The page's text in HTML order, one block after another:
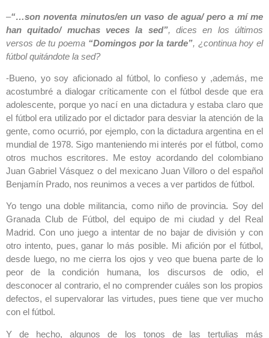
–“…son noventa minutos/en un vaso de agua/ pero a mí me
han quitado/ muchas veces la sed”, dices en los últimos
versos de tu poema “Domingos por la tarde”, ¿continua hoy el
fútbol quitándote la sed?
-Bueno, yo soy aficionado al fútbol, lo confieso y ,además, me
acostumbré a dialogar críticamente con el fútbol desde que era
adolescente, porque yo nací en una dictadura y estaba claro que
el fútbol era utilizado por el dictador para desviar la atención de la
gente, como ocurrió, por ejemplo, con la dictadura argentina en el
mundial de 1978. Sigo manteniendo mi interés por el fútbol, como
otros muchos escritores. Me estoy acordando del colombiano
Juan Gabriel Vásquez o del mexicano Juan Villoro o del español
Benjamín Prado, nos reunimos a veces a ver partidos de fútbol.
Yo tengo una doble militancia, como niño de provincia. Soy del
Granada Club de Fútbol, del equipo de mi ciudad y del Real
Madrid. Con uno juego a intentar de no bajar de división y con
otro intento, pues, ganar lo más posible. Mi afición por el fútbol,
desde luego, no me cierra los ojos y veo que buena parte de lo
peor de la condición humana, los discursos de odio, el
desconocer al contrario, el no comprender cuáles son los propios
defectos, el supervalorar las virtudes, pues tiene que ver mucho
con el fútbol.
Y de hecho, algunos de los tonos de las tertulias más